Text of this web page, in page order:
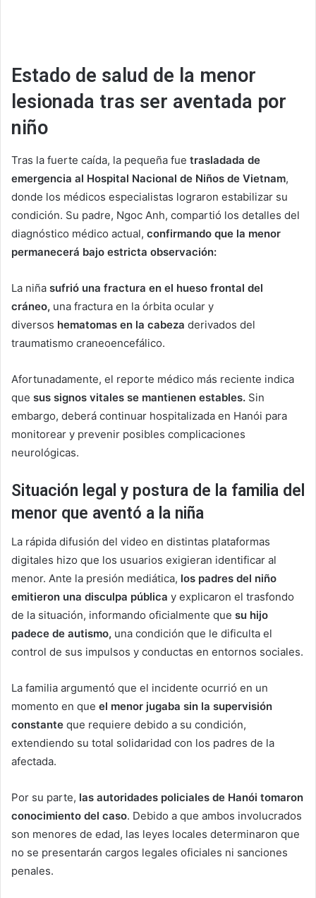
Estado de salud de la menor
lesionada tras ser aventada por
niño
Tras la fuerte caída, la pequeña fue trasladada de
emergencia al Hospital Nacional de Niños de Vietnam,
donde los médicos especialistas lograron estabilizar su
condición. Su padre, Ngoc Anh, compartió los detalles del
diagnóstico médico actual, confirmando que la menor
permanecerá bajo estricta observación:
La niña sufrió una fractura en el hueso frontal del
cráneo, una fractura en la órbita ocular y
diversos hematomas en la cabeza derivados del
traumatismo craneoencefálico.
Afortunadamente, el reporte médico más reciente indica
que sus signos vitales se mantienen estables. Sin
embargo, deberá continuar hospitalizada en Hanói para
monitorear y prevenir posibles complicaciones
neurológicas.
Situación legal y postura de la familia del
menor que aventó a la niña
La rápida difusión del video en distintas plataformas
digitales hizo que los usuarios exigieran identificar al
menor. Ante la presión mediática, los padres del niño
emitieron una disculpa pública y explicaron el trasfondo
de la situación, informando oficialmente que su hijo
padece de autismo, una condición que le dificulta el
control de sus impulsos y conductas en entornos sociales.
La familia argumentó que el incidente ocurrió en un
momento en que el menor jugaba sin la supervisión
constante que requiere debido a su condición,
extendiendo su total solidaridad con los padres de la
afectada.
Por su parte, las autoridades policiales de Hanói tomaron
conocimiento del caso. Debido a que ambos involucrados
son menores de edad, las leyes locales determinaron que
no se presentarán cargos legales oficiales ni sanciones
penales.